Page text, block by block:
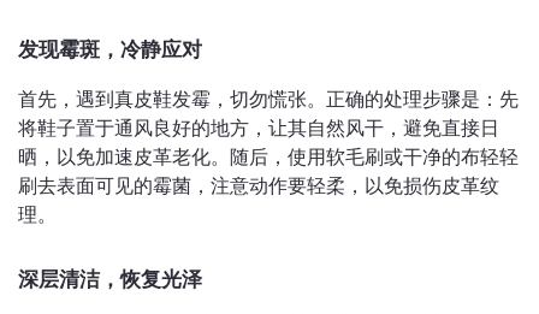
发现霉斑，冷静应对
首先，遇到真皮鞋发霉，切勿慌张。正确的处理步骤是：先
将鞋子置于通风良好的地方，让其自然风干，避免直接日
晒，以免加速皮革老化。随后，使用软毛刷或干净的布轻轻
刷去表面可见的霉菌，注意动作要轻柔，以免损伤皮革纹
理。
深层清洁，恢复光泽